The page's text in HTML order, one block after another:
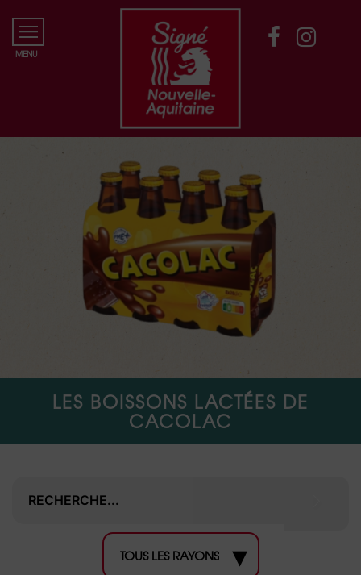
LES BOISSONS LACTÉES DE
CACOLAC
TOUS LES RAYONS ▾